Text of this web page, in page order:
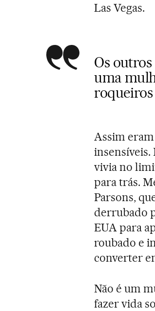
Las Vegas.
Os
uma
Assim
insensíveis.
vivia no
para trás.
Parsons,
derrubado
EUA para
roubado e
converter
Não é um
fazer vida